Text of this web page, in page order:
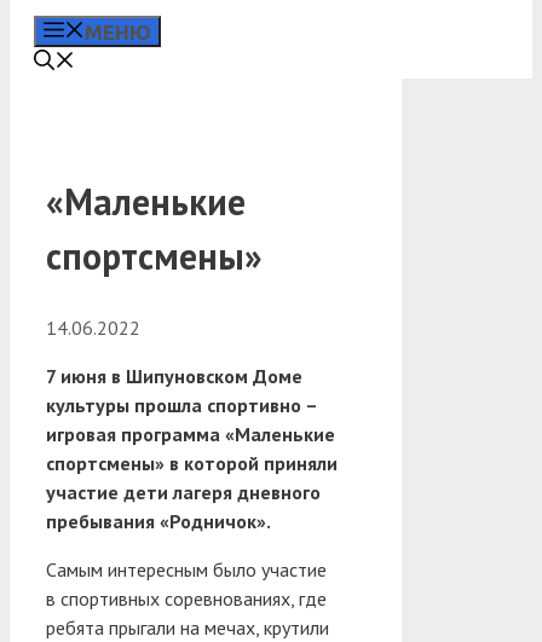
МЕНЮ
«Маленькие
спортсмены»
14.06.2022
7 июня в Шипуновском Доме
культуры прошла спортивно –
игровая программа «Маленькие
спортсмены» в которой приняли
участие дети лагеря дневного
пребывания «Родничок».
Самым интересным было участие
в спортивных соревнованиях, где
ребята прыгали на мечах, крутили